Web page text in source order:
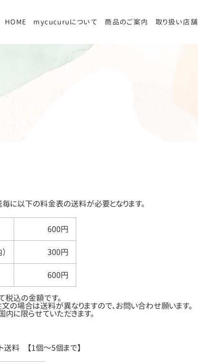
HOME mycucuruについて 商品のご案内 取り扱い店舗
に以下の料金表の送料が必要となります。
600円
300円
600円
込の金額です。
の場合は送料が異なりますので、お問い合わせ願います。
に限らせていただきます。
送料 【1個～5個まで】